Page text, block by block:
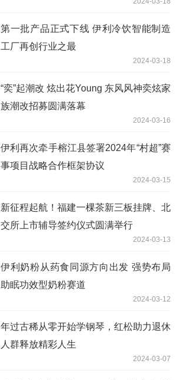
第一批产品正式下线 伊利冷饮智能制造
工厂再创行业之最
2024-03-18
“奕”起潮改 炫出花Young 东风风神奕炫家
族潮改招募圆满落幕
2024-03-16
伊利再次牵手榕江县签署2024年“村超”赛
事项目战略合作框架协议
2024-03-15
新征程起航！福建一棵茶新三板挂牌、北
交所上市辅导签约仪式圆满举行
2024-03-13
伊利奶粉从药食同源方向出发 强势布局
助眠功效型奶粉赛道
2024-03-12
年过古稀从零开始学钢琴，红松助力退休
人群释放精彩人生
2024-03-07